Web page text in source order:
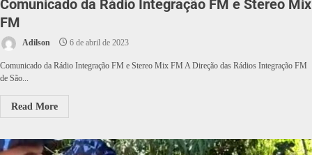
Comunicado da Rádio Integração FM e Stereo Mix
FM
Adilson 6 de abril de 2023
Comunicado da Rádio Integração FM e Stereo Mix FM A Direção das Rádios Integração FM
de São...
Read More